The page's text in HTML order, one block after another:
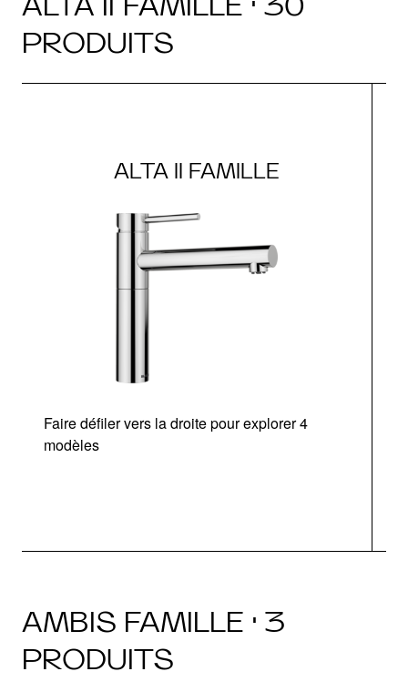
PRODUITS
ALTA II FAMILLE
Faire défiler vers la droite pour explorer 4
modèles
AMBIS FAMILLE · 3
PRODUITS